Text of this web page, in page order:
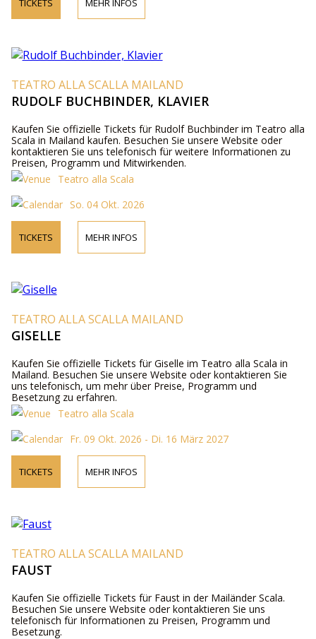
TICKETS MEHR INFOS
TEATRO ALLA SCALLA MAILAND
RUDOLF BUCHBINDER, KLAVIER
Kaufen Sie offizielle Tickets für Rudolf Buchbinder im Teatro alla
Scala in Mailand kaufen. Besuchen Sie unsere Website oder
kontaktieren Sie uns telefonisch für weitere Informationen zu
Preisen, Programm und Mitwirkenden.
Teatro alla Scala
So. 04 Okt. 2026
TICKETS MEHR INFOS
TEATRO ALLA SCALLA MAILAND
GISELLE
Kaufen Sie offizielle Tickets für Giselle im Teatro alla Scala in
Mailand. Besuchen Sie unsere Website oder kontaktieren Sie
uns telefonisch, um mehr über Preise, Programm und
Besetzung zu erfahren.
Teatro alla Scala
Fr. 09 Okt. 2026 - Di. 16 März 2027
TICKETS MEHR INFOS
TEATRO ALLA SCALLA MAILAND
FAUST
Kaufen Sie offizielle Tickets für Faust in der Mailänder Scala.
Besuchen Sie unsere Website oder kontaktieren Sie uns
telefonisch für Informationen zu Preisen, Programm und
Besetzung.